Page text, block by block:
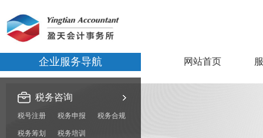
企业服务导航 网站首页
税务咨询
税号注册 税务申报 税务合规
税务筹划 税务培训